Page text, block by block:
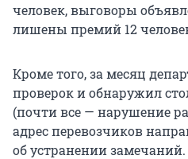
человек, выговоры
лишены премий 12
Кроме того, за месяц
проверок и обнаружил
(почти все — нарушение
адрес перевозчиков
об устранении замечаний.